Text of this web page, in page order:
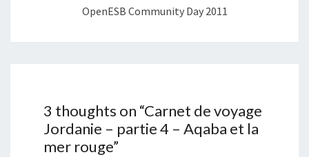
OpenESB Community Day 2011
3 thoughts on “Carnet de voyage
Jordanie – partie 4 – Aqaba et la
mer rouge”